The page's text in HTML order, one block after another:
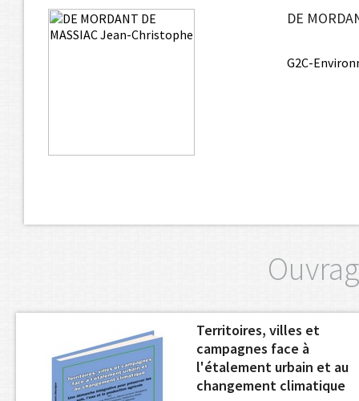
DE
G2C-
Territoires, villes et
campagnes face à
l'étalement urbain et au
changement climatique